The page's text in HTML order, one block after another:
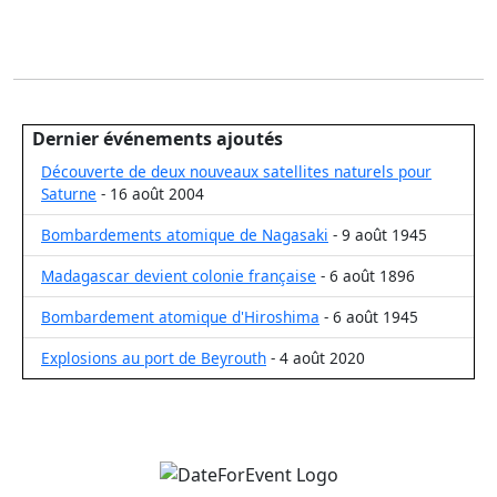
Dernier événements ajoutés
Découverte de deux nouveaux satellites naturels pour
Saturne - 16 août 2004
Bombardements atomique de Nagasaki - 9 août 1945
Madagascar devient colonie française - 6 août 1896
Bombardement atomique d'Hiroshima - 6 août 1945
Explosions au port de Beyrouth - 4 août 2020